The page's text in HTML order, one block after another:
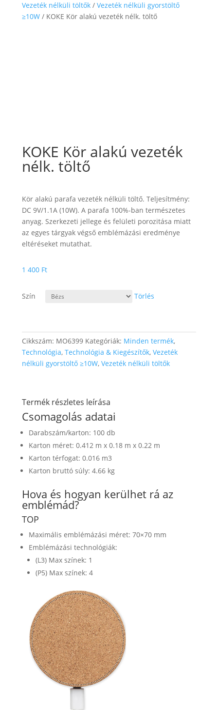
Vezeték nélküli töltők/ Vezeték nélküli gyorstöltő
≥10W/ KOKE Kör alakú vezeték nélk. töltő
KOKE Kör alakú vezeték
nélk. töltő
Kör alakú parafa vezeték nélküli töltő. Teljesítmény:
DC 9V/1.1A (10W). A parafa 100%-ban természetes
anyag. Szerkezeti jellege és felületi porozitása miatt
az egyes tárgyak végső emblémázási eredménye
eltéréseket mutathat.
1 400 Ft
Szín Törlés
Cikkszám: MO6399 Kategóriák: Minden termék,
Technológia, Technológia & Kiegészítők, Vezeték
nélküli gyorstöltő ≥10W, Vezeték nélküli töltők
Termék részletes leírása
Csomagolás adatai
Darabszám/karton: 100 db
Karton méret: 0.412 m x 0.18 m x 0.22 m
Karton térfogat: 0.016 m3
Karton bruttó súly: 4.66 kg
Hova és hogyan kerülhet rá az
emblémád?
TOP
Maximális emblémázási méret: 70×70 mm
Emblémázási technológiák:
(L3) Max színek: 1
(P5) Max színek: 4